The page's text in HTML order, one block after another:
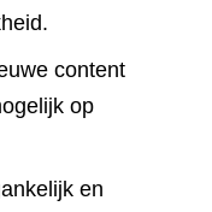
content
op
en